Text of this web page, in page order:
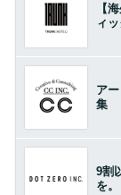
【
ィ
ア
集
9割
を。